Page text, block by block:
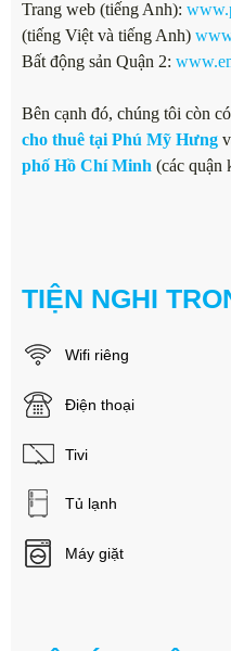
Trang web (tiếng Anh):
(tiếng Việt và tiếng Anh)
Bất động sản Quận 2:
Bên cạnh đó, chúng tôi còn
cho thuê tại Phú Mỹ Hưng
phố Hồ Chí Minh (các quận
TIỆN NGHI
Wifi riêng
Điện thoại
Tivi
Tủ lạnh
Máy giặt